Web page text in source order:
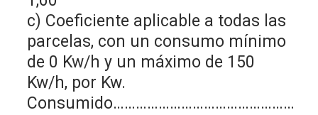
c) Coeficiente aplicable a todas las
parcelas, con un consumo mínimo
de 0 Kw/h y un máximo de 150
Kw/h, por Kw.
Consumido…………………………………………